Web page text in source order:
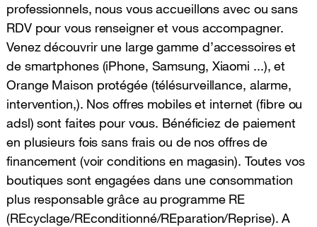
professionnels, nous vous accueillons avec ou sans
RDV pour vous renseigner et vous accompagner.
Venez découvrir une large gamme d’accessoires et
de smartphones (iPhone, Samsung, Xiaomi ...), et
Orange Maison protégée (télésurveillance, alarme,
intervention,). Nos offres mobiles et internet (fibre ou
adsl) sont faites pour vous. Bénéficiez de paiement
en plusieurs fois sans frais ou de nos offres de
financement (voir conditions en magasin). Toutes vos
boutiques sont engagées dans une consommation
plus responsable grâce au programme RE
(REcyclage/REconditionné/REparation/Reprise). A